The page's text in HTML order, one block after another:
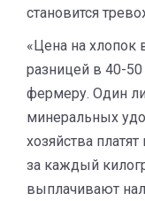
становится
«Цена на хлопок
разницей в 40-
фермеру. Один
минеральных
хозяйства
за каждый
выплачивают